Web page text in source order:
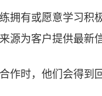
拥有或愿意学习
源为客户提供最新信
作时，他们会得